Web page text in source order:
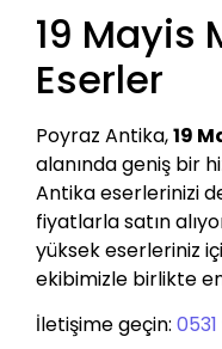
19 Mayis
Eserler
Poyraz Antika,19
alanında geniş bir
Antika eserlerinizi
fiyatlarla satın
yüksek eserleriniz
ekibimizle birlikte
İletişime geçin: